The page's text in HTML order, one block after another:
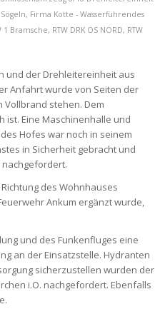
, Firma Kotte - Wasserführendes
1 Bramsche, RTW DRK OS NORD, RTW
und der Drehleitereinheit aus
Anfahrt wurde von Seiten der
stehen. Dem
ist. Eine Maschinenhalle und
Hofes war noch in seinem
in Sicherheit gebracht und
nachgefordert.
des Wohnhauses
Ankum ergänzt wurde,
und des Funkenfluges eine
an der Einsatzstelle. Hydranten
sicherzustellen wurden der
i.O. nachgefordert. Ebenfalls